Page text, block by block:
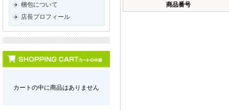
梱包について
店長プロフィール
カートの中に商品はありません
商品番号